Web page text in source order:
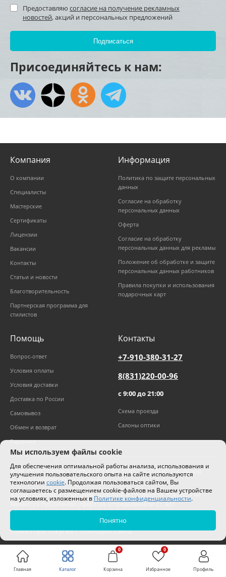
Предоставляю согласие на получение рекламных
новостей, акций и персональных предложений
Присоединяйтесь к нам:
Компания
О компании
Специалисты
Мастерские
Сертификаты
Лицензии
Вакансии
Контакты
Статьи и новости
Благотворительность
Партнерская программа для
стилистов
Информация
Политика по защите персональных
данных
Согласие на обработку
персональных данных
Оферта
Согласие на обработку
персональных данных для рекламы
Положение об обработке и защите
персональных данных работников
Правила покупки и использования
подарочных карт
Помощь
Вопрос-ответ
Условия оплаты
Условия доставки
Доставка по России
Самовывоз
Обмен и возврат
Гарантии
Контакты
+7-910-380-31-27
8(831)220-00-96
с 9:00 до 21:00
Схема проезда
Салоны оптики
2026,ООО "Оптика "Оптима"ОГРН 1185275027630. Лицензия
№ЛО-52-006505 от 20.06.2019г.
Характеристики, описание, наличие и стоимость товаров не
являются публичной офертой, определяемой ст. 437
Гражданского кодекса РФ.
Цены на сайте могут отличаться от цен в салонах и действуют
только при покупке с помощью сайта.
Главная Каталог
0
Корзина
0
Избранное Профиль
Мы используем файлы cookie
Для обеспечения оптимальной работы анализа, использования и
улучшения пользовательского опыта на сайте используются
технологии cookie. Продолжая пользоваться сайтом, Вы
соглашаетесь с размещением cookie-файлов на Вашем устройстве
на условиях, изложенных в Политике конфиденциальности.
Понятно